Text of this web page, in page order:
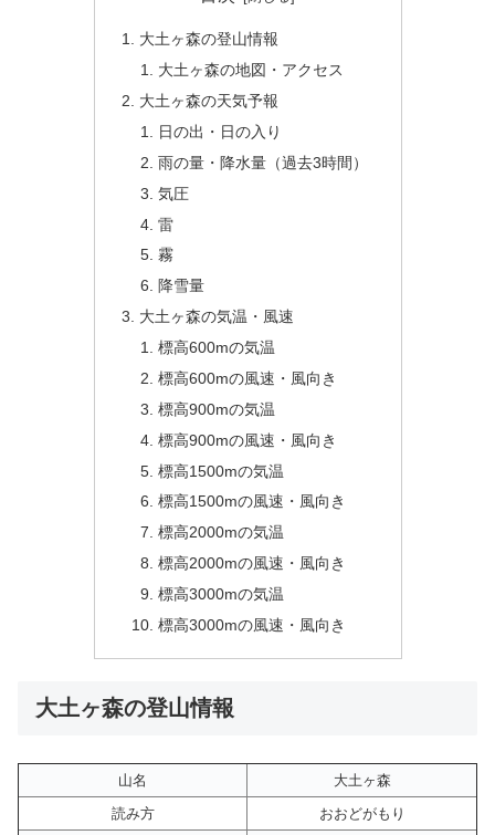
大土ヶ森の登山情報
大土ヶ森の地図・アクセス
大土ヶ森の天気予報
日の出・日の入り
雨の量・降水量（過去3時間）
気圧
雷
霧
降雪量
大土ヶ森の気温・風速
標高600mの気温
標高600mの風速・風向き
標高900mの気温
標高900mの風速・風向き
標高1500mの気温
標高1500mの風速・風向き
標高2000mの気温
標高2000mの風速・風向き
標高3000mの気温
標高3000mの風速・風向き
大土ヶ森の登山情報
山名
大土ヶ森
読み方
おおどがもり